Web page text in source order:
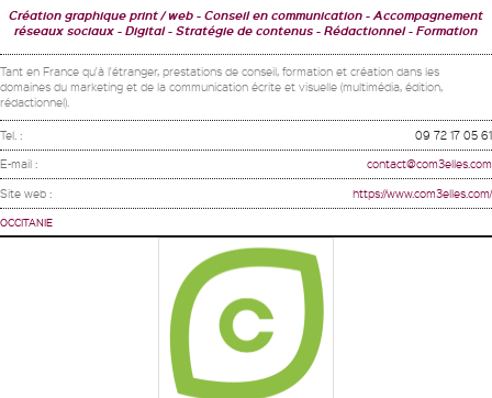
Création graphique print / web - Conseil en communication - Accompagnement
réseaux sociaux - Digital
Stratégie de contenus - Rédactionnel Formation
Tant en France qu'à l'étranger, prestations de conseil, formation et création dans les
domaines du marketing et de la communication écrite et visuelle (multimédia, édition,
rédactionnel).
Tel. : 09 72 17 05 61
E-mail : contact@com3elles.com
Site web : https://www.com3elles.com/
OCCITANIE